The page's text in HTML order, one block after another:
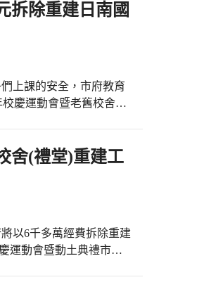
舉辦的2024臺中市民家
庭教育的重要與價值。
關注上班族家長的身心
優質企業友善家庭系列
關心的情感婚姻議題，
覽活動，結合本市各知
，兩人生活更美好」，
為協助教師們掌握AI技
辦「EDU-BUFFET課程
對新課綱與AI教育的深
特別邀請了洪蘭教授帶
人工智慧如何改變教學
「大師論壇」、「創意
以AI技術為基礎的教育
實作課程，涵蓋國語、
括數學課堂的「AI話
創作。
拆除重建日南國
上課的安全，市府教育
慶運動會暨老舊校舍拆
市長後，108至111年以
本屆市長任內規劃112
費15.92億元，一定要
(國中部)老舊校舍去年
區豐田國小及霧峰區光
舍(禮堂)重建工
以6千多萬經費拆除重建
運動會暨動土典禮市長